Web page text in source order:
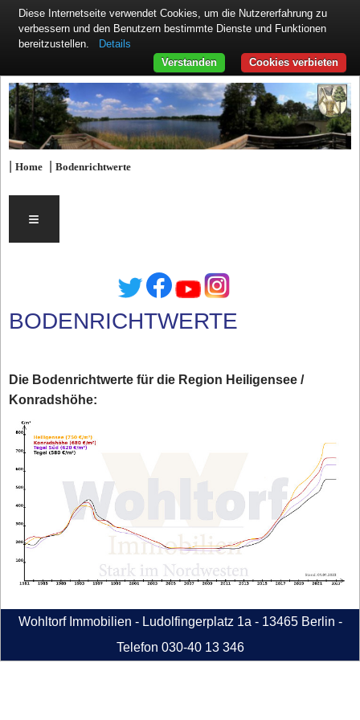
|Home |Bodenrichtwerte
≡
BODENRICHTWERTE
Die Bodenrichtwerte für die Region Heiligensee /
Konradshöhe:
Wohltorf Immobilien - Ludolfingerplatz 1a - 13465 Berlin -
Telefon 030-40 13 346
Diese Internetseite verwendet Cookies, um die Nutzererfahrung zu
verbessern und den Benutzern bestimmte Dienste und Funktionen
bereitzustellen.
Details
Cookies verbieten
Verstanden